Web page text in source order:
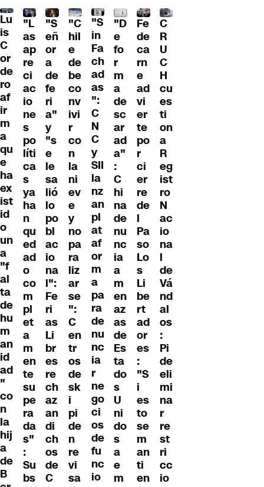
Lu
is
C
or
de
ro
af
ir
m
a
qu
e
ha
ex
ist
id
o
un
a
"f
al
ta
de
hu
m
an
id
ad
"
co
n
la
hij
a
de
B
"L
as
ap
re
ci
ac
io
ne
s
po
líti
ca
s
ya
ha
n
qu
ed
ad
o
co
m
pl
et
a
m
en
te
su
pe
ra
da
s"
:
Su
bs
"S
eñ
or
a
de
fe
ri
a"
y
"s
e
le
sa
lió
lo
po
bl
ac
io
na
l":
Fe
ri
as
Li
br
es
re
ch
az
an
di
ch
os
de
C
"C
hil
e
de
be
co
nv
ivi
r
co
n
la
ni
ev
e
y
no
pa
ra
liz
ar
se
":
C
en
tr
os
de
sk
i
pi
de
n
re
vi
sa
"S
in
Fa
ch
ad
as
":
C
N
C
y
SII
la
nz
an
pl
at
af
or
m
a
pa
ra
de
nu
nc
ia
r
ne
go
ci
os
de
fu
nc
io
"D
e
fo
r
m
a
de
sc
ar
ad
a"
:
C
hi
na
de
nu
nc
ia
a
m
en
az
as
de
Es
ta
do
s
U
ni
do
s
a
e
m
Fe
de
ca
rn
e
ad
vi
er
te
po
r
ci
er
re
de
l
Pa
so
Lo
s
Li
be
rt
ad
or
es
:
"S
i
es
to
se
m
an
ti
en
C
R
U
C
H
cu
es
ti
on
a
R
eg
ist
ro
N
ac
io
na
l
de
Vá
nd
al
os
:
Pi
de
eli
mi
na
r
re
st
ri
cc
io